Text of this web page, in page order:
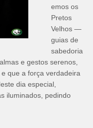
emos os
Pretos
Velhos —
guias de
sabedoria
e gestos serenos,
que a força verdadeira
dia especial,
iluminados, pedindo